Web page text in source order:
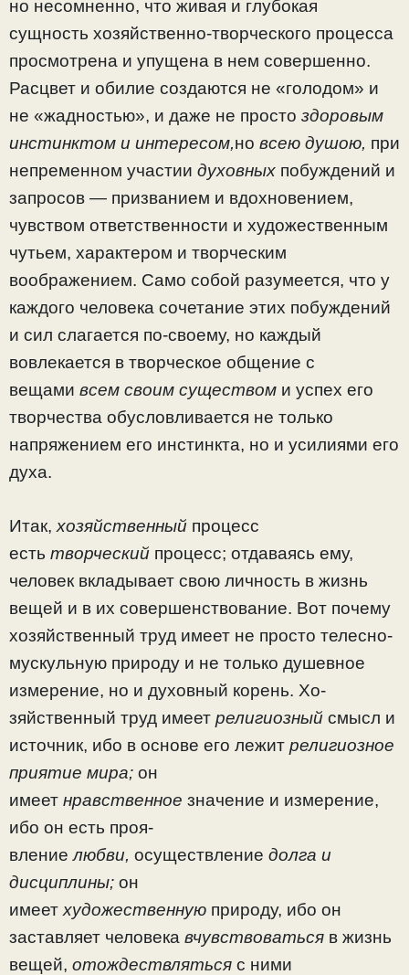
но несомненно, что живая и глубокая
сущность хозяйственно-творческого про­цесса
просмотрена и упущена в нем совершенно.
Расцвет и обилие создаются не «голодом» и
не «жадностью», и да­же не просто здоровым
инстинктом и интересом,но всею душою, при
непременном участии духовных побуждений и
запросов — призванием и вдохновением,
чувством ответ­ственности и художественным
чутьем, характером и твор­ческим
воображением. Само собой разумеется, что у
каж­дого человека сочетание этих побуждений
и сил слагается по-своему, но каждый
вовлекается в творческое общение с
вещами всем своим существом и успех его
творчества обусловливается не только
напряжением его инстинкта, но и усилиями его
духа.
Итак, хозяйственный процесс
есть творческий процесс; отдаваясь ему,
человек вкладывает свою личность в жизнь
вещей и в их совершенствование. Вот почему
хозяйствен­ный труд имеет не просто телесно-
мускульную природу и не только душевное
измерение, но и духовный корень. Хо­
зяйственный труд имеет религиозный смысл и
источник, ибо в основе его лежит религиозное
приятие мира; он
имеет нравственное значение и измерение,
ибо он есть проя­
влениелюбви, осуществление долга и
дисциплины; он
имеет художественную природу, ибо он
заставляет человека вчувствоваться в жизнь
вещей, отождествляться с ними